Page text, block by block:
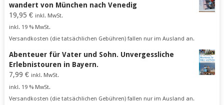
wandert von München nach Venedig
19,95 € inkl. MwSt.
inkl. 19 % MwSt.
Versandkosten (die tatsächlichen Gebühren) fallen nur im Ausland an.
Abenteuer für Vater und Sohn. Unvergessliche
Erlebnistouren in Bayern.
7,99 € inkl. MwSt.
inkl. 19 % MwSt.
Versandkosten (die tatsächlichen Gebühren) fallen nur im Ausland an.